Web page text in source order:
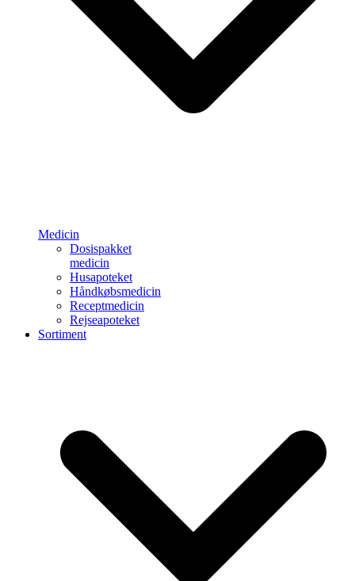
Medicin
Dosispakket
medicin
Husapoteket
Håndkøbsmedicin
Receptmedicin
Rejseapoteket
Sortiment